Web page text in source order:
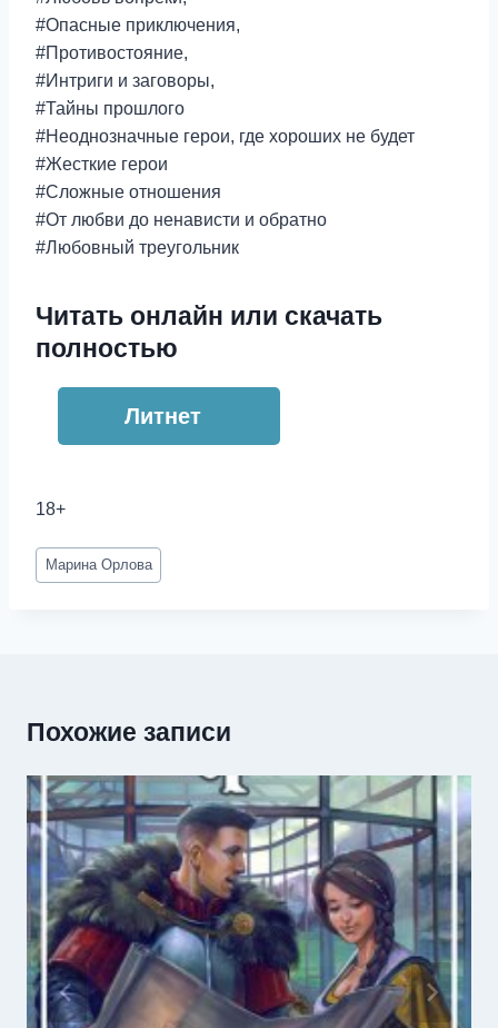
#Опасные приключения,
#Противостояние,
#Интриги и заговоры,
#Тайны прошлого
#Неоднозначные герои, где хороших не будет
#Жесткие герои
#Сложные отношения
#От любви до ненависти и обратно
#Любовный треугольник
Читать онлайн или скачать
полностью
Литнет
18+
Метки
записи:
Марина Орлова
Похожие записи